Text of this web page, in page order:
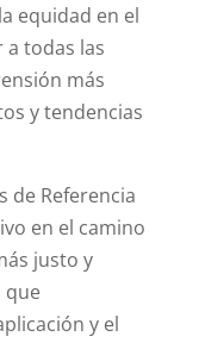
equidad en el
todas las
más
y tendencias
de Referencia
en el camino
justo y
que
y el